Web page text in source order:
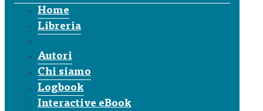
Home
Libreria
Autori
Chi siamo
Logbook
Interactive eBook